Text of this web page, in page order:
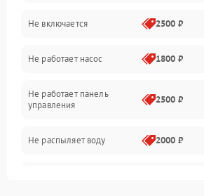
Нагрев
Вода
Гигиена
Программное обеспечение
Не включается 2500 ₽
Не работает насос 1800 ₽
Не работает панель
управления
2500 ₽
Не распыляет воду 2000 ₽